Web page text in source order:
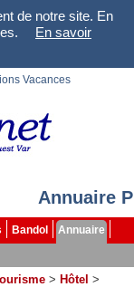
de notre site. En
En savoir
Vacances
Annuaire
Bandol
Annuaire
> Hôtel >